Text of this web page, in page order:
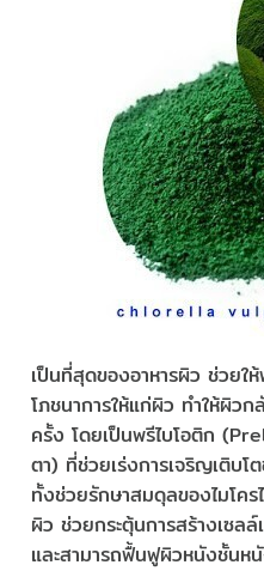
เป็นที่สุดของอาหารผิว ช่วยใ
โภชนาการให้แก่ผิว ทําให้ผิว
ครั้ง โดยเป็นพรีไบโอติก
ตา) ที่ช่วยเร่งการเจริญเติบโ
ทั้งช่วยรักษาสมดุลของไมโค
ผิว ช่วยกระตุ้นการสร้างเซล
และสามารถฟื้นฟูผิวหนังชั้นห